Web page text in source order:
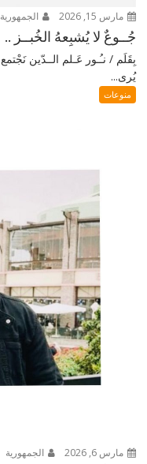
مارس 15, 2026 الجمهورية
جُــوعٌ لا يُشبِعهُ الخُبــز ..
بِقَلَم / نـُـور عَـلم الــدّين
يُرى...
منوعات
مارس 6, 2026 الجمهورية